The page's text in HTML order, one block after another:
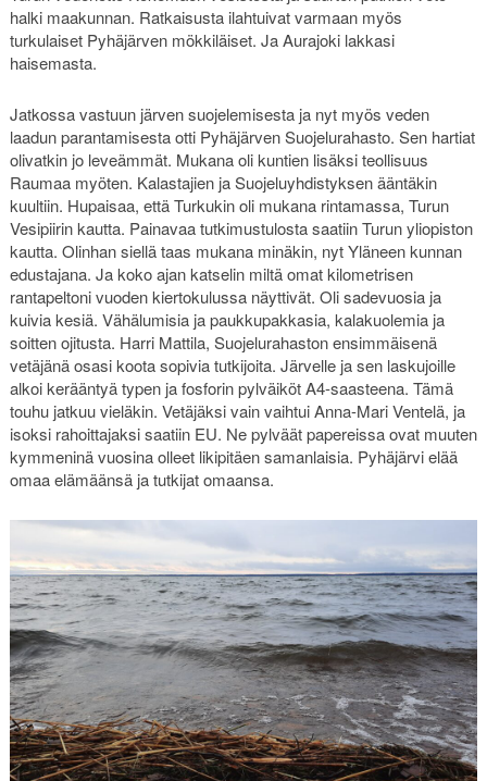
halki maakunnan. Ratkaisusta ilahtuivat varmaan myös
turkulaiset Pyhäjärven mökkiläiset. Ja Aurajoki lakkasi
haisemasta.
Jatkossa vastuun järven suojelemisesta ja nyt myös veden
laadun parantamisesta otti Pyhäjärven Suojelurahasto. Sen hartiat
olivatkin jo leveämmät. Mukana oli kuntien lisäksi teollisuus
Raumaa myöten. Kalastajien ja Suojeluyhdistyksen ääntäkin
kuultiin. Hupaisaa, että Turkukin oli mukana rintamassa, Turun
Vesipiirin kautta. Painavaa tutkimustulosta saatiin Turun yliopiston
kautta. Olinhan siellä taas mukana minäkin, nyt Yläneen kunnan
edustajana. Ja koko ajan katselin miltä omat kilometrisen
rantapeltoni vuoden kiertokulussa näyttivät. Oli sadevuosia ja
kuivia kesiä. Vähälumisia ja paukkupakkasia, kalakuolemia ja
soitten ojitusta. Harri Mattila, Suojelurahaston ensimmäisenä
vetäjänä osasi koota sopivia tutkijoita. Järvelle ja sen laskujoille
alkoi kerääntyä typen ja fosforin pylväiköt A4-saasteena. Tämä
touhu jatkuu vieläkin. Vetäjäksi vain vaihtui Anna-Mari Ventelä, ja
isoksi rahoittajaksi saatiin EU. Ne pylväät papereissa ovat muuten
kymmeninä vuosina olleet likipitäen samanlaisia. Pyhäjärvi elää
omaa elämäänsä ja tutkijat omaansa.